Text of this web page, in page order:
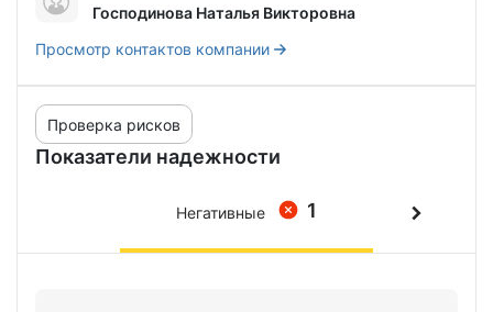
Господинова Наталья Викторовна
Просмотр контактов компании
Показатели надежности
Проверка рисков
1
Негативные